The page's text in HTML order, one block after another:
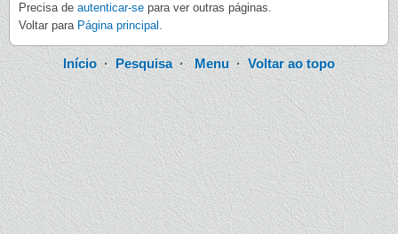
Precisa de autenticar-se para ver outras páginas.
Voltar para Página principal .
Início · Pesquisa·Menu ·Voltar ao topo